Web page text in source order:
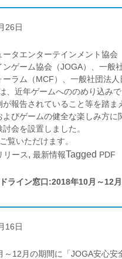
26日
タエンターテインメント協会
ゲーム協会（JOGA）、一般
ーラム（MCF）、一般社団法
、近年ゲームへののめり込み
報告されていること等を踏ま
びゲームの健全な楽しみ方に
会を設置しました。
覧いただけます。
リース, 最新情報Tagged PDF
ライン窓口:2018年10月～12
16日
～12月の期間に「JOGA安心安